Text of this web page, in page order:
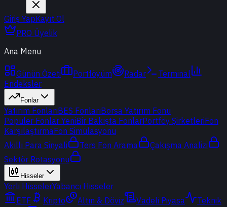
Giriş YapKayıt Ol
PRO Üyelik
Ana Menu
Günün Özeti Portföyüm Radar
Terminal
Endeksler
Fonlar
Yatırım FonlarıBES FonlarıBorsa Yatırım Fonu
Popüler Fonlar YeniBir Bakışta FonlarPortföy ŞirketleriFon
KarşılaştırmaFon Simülasyonu
Akıllı Para Sinyali
Ters Fon Arama
Çakışma Analizi
Sektör Rotasyonu
Hisseler
Yerli HisselerYabancı Hisseler
ETF
Kripto Altın & Döviz Vadeli Piyasa
Teknik